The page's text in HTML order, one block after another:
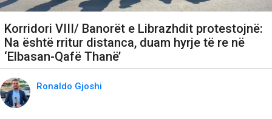
Korridori VIII/ Banorët e Librazhdit protestojnë:
Na është rritur distanca, duam hyrje të re në
‘Elbasan-Qafë Thanë’
Ronaldo Gjoshi